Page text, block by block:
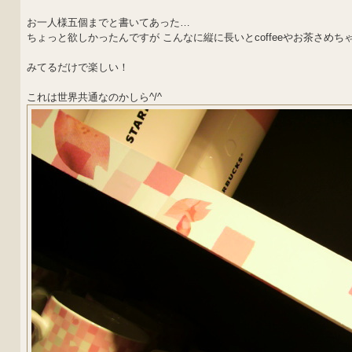
お一人様五個までと書いてあった…
ちょっと欲しかったんですが こんなに縦に長いとcoffeeやお茶さめち
みてるだけで楽しい！
これは世界共通なのかしら^/^